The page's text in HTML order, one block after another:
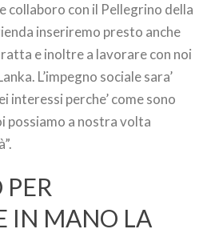
collaboro con il Pellegrino della
inseriremo presto anche
e inoltre a lavorare con noi
L’impegno sociale sara’
interessi perche’ come sono
a nostra volta
PER
IN MANO LA